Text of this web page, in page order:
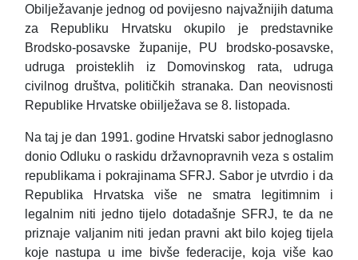
Obilježavanje jednog od povijesno najvažnijih datuma
za Republiku Hrvatsku okupilo je predstavnike
Brodsko-posavske županije, PU brodsko-posavske,
udruga proisteklih iz Domovinskog rata, udruga
civilnog društva, političkih stranaka. Dan neovisnosti
Republike Hrvatske obiilježava se 8. listopada.
Na taj je dan 1991. godine Hrvatski sabor jednoglasno
donio Odluku o raskidu državnopravnih veza s ostalim
republikama i pokrajinama SFRJ. Sabor je utvrdio i da
Republika Hrvatska više ne smatra legitimnim i
legalnim niti jedno tijelo dotadašnje SFRJ, te da ne
priznaje valjanim niti jedan pravni akt bilo kojeg tijela
koje nastupa u ime bivše federacije, koja više kao